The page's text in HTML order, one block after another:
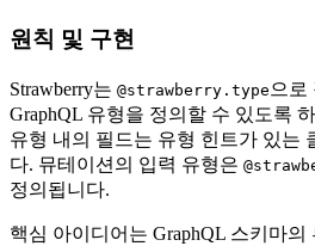
원칙 및 구현
Strawberry는 @strawberry.type 으로
GraphQL 유형을 정의할 수 있도록
유형 내의 필드는 유형 힌트가 있는
다. 뮤테이션의 입력 유형은
정의됩니다.
핵심 아이디어는 GraphQL 스키마